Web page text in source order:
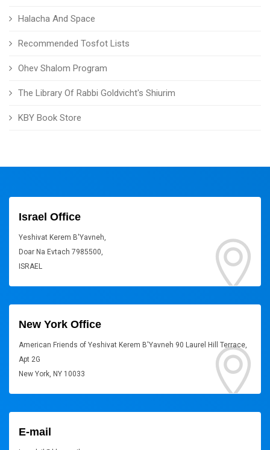
Halacha And Space
Recommended Tosfot Lists
Ohev Shalom Program
The Library Of Rabbi Goldvicht's Shiurim
KBY Book Store
Israel Office
Yeshivat Kerem B'Yavneh,
Doar Na Evtach 7985500,
ISRAEL
New York Office
American Friends of Yeshivat Kerem B'Yavneh 90 Laurel Hill Terrace,
Apt 2G
New York, NY 10033
E-mail